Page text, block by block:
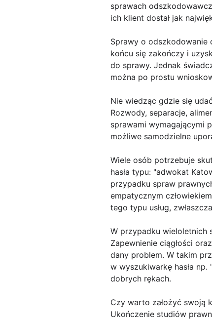
sprawach
ich klient dostał jak
Sprawy o odszkodowanie
końcu się zakończy i
do sprawy. Jednak
można po prostu
Nie wiedząc gdzie się
Rozwody, separacje,
sprawami wymagającymi
możliwe samodzielne
Wiele osób potrzebuje
hasła typu: "adwokat
przypadku spraw
empatycznym
tego typu usług,
W przypadku wieloletnich
Zapewnienie ciągłości
dany problem. W takim
w wyszukiwarkę hasła
dobrych rękach.
Czy warto założyć swoją
Ukończenie studiów